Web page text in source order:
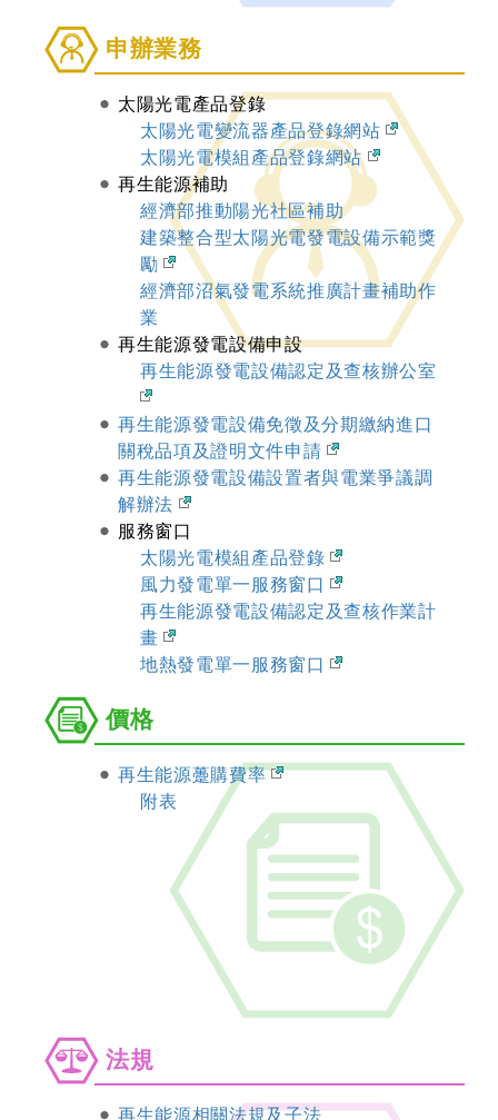
申
辦
申辦業務
太陽光電產品登錄
太陽光電變流器產品登錄網站
太陽光電模組產品登錄網站
再生能源補助
經濟部推動陽光社區補助
建築整合型太陽光電發電設備示範獎
勵
經濟部沼氣發電系統推廣計畫補助作
業
再生能源發電設備申設
再生能源發電設備認定及查核辦公室
再生能源發電設備免徵及分期繳納進口
關稅品項及證明文件申請
再生能源發電設備設置者與電業爭議調
解辦法
服務窗口
太陽光電模組產品登錄
風力發電單一服務窗口
再生能源發電設備認定及查核作業計
畫
地熱發電單一服務窗口
價
格
價格
再生能源躉購費率
附表
法
規
法規
再生能源相關法規及子法